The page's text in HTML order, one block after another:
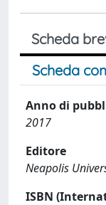
Scheda
Scheda
Anno di
2017
Editore
Neapolis
ISBN